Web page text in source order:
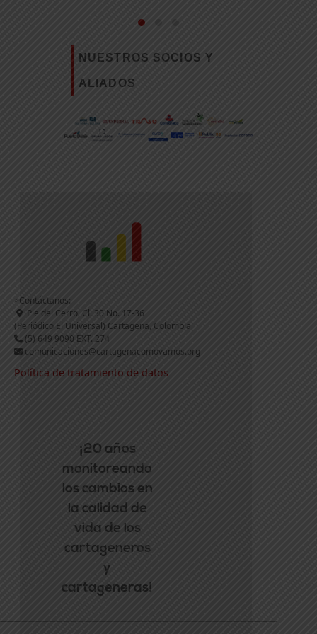
NUESTROS SOCIOS Y
ALIADOS
>Contáctanos:
Pie del Cerro, Cl. 30 No. 17-36
(Periódico El Universal) Cartagena, Colombia.
(5) 649 9090 EXT. 274
comunicaciones@cartagenacomovamos.org
Política de tratamiento de datos
¡20 años
monitoreando
los cambios en
la calidad de
vida de los
cartageneros
y
cartageneras!